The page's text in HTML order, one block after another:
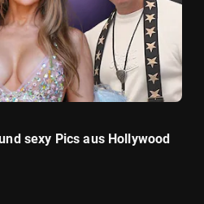
sexy Pics aus Hollywood